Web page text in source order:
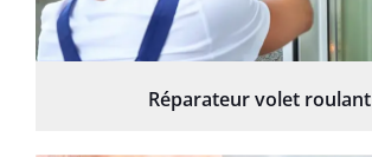
Réparateur volet roulant